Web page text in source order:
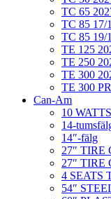
TC 65
TC 85 17/
TC 85 19/
TE 125
TE 250
TE 300
TE 300
Can-Am
10
14-
14″-fälg
27″
27″
4 SEATS
54″